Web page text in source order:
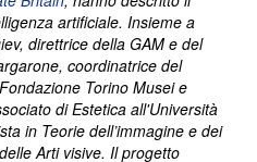
artificiale. Insieme a
direttrice della GAM e del
coordinatrice del
Torino Musei e
di Estetica all'Università
in Teorie dell’immagine e dei
Arti visive. Il progetto